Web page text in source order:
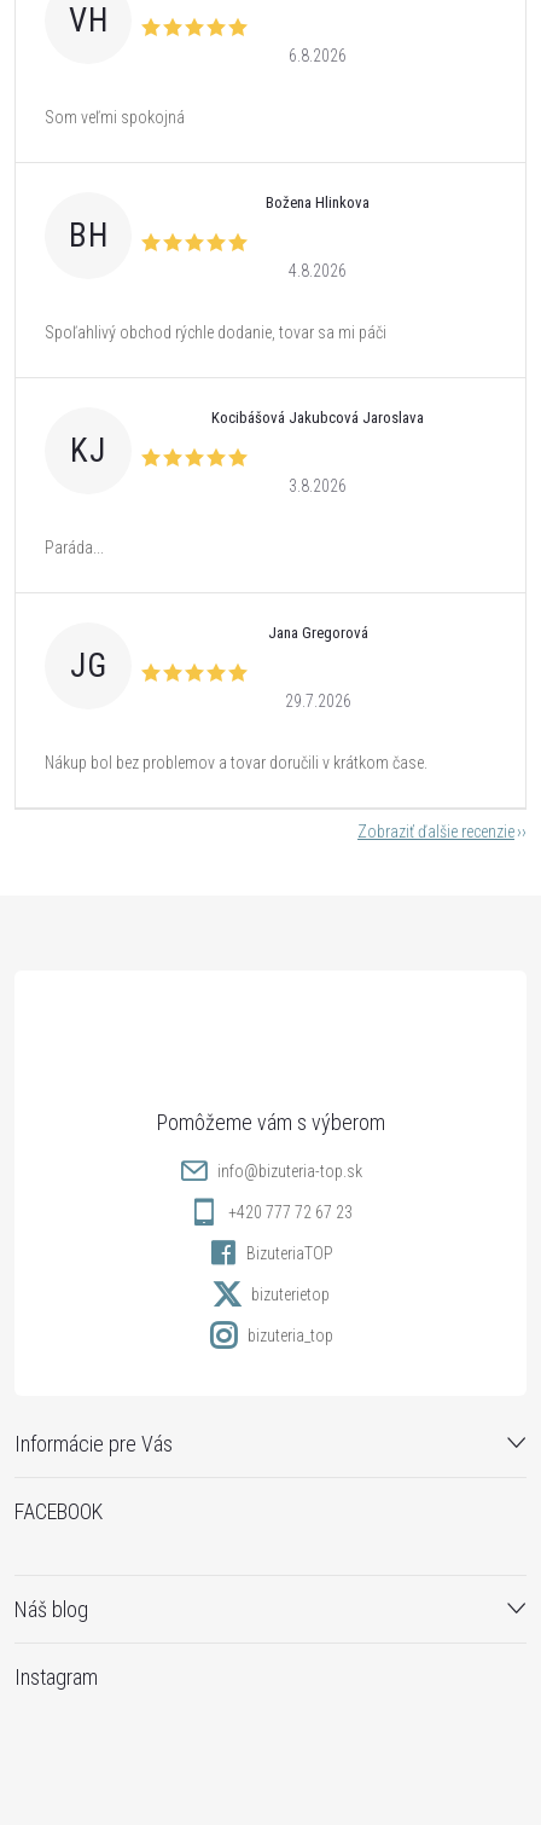
VH
6.8.2026
Som veľmi spokojná
BH
Božena Hlinkova
4.8.2026
Spoľahlivý obchod rýchle dodanie, tovar sa mi páči
KJ
Kocibášová Jakubcová Jaroslava
3.8.2026
Paráda...
JG
Jana Gregorová
29.7.2026
Nákup bol bez problemov a tovar doručili v krátkom čase.
Zobraziť ďalšie recenzie
Informácie pre Vás
info@bizuteria-top.sk
+420 777 72 67 23
BizuteriaTOP
bizuterietop
bizuteria_top
FACEBOOK
Náš blog
Instagram